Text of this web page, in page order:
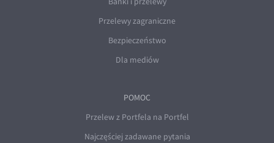
Przelewy zagraniczne
Bezpieczeństwo
Dla mediów
POMOC
Przelew z Portfela na Portfel
Najczęściej zadawane pytania